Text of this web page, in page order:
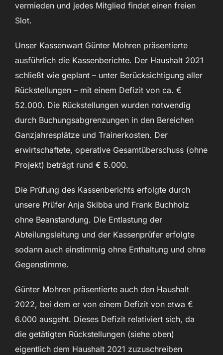
vermieden und jedes Mitglied findet einen freien
Slot.
Unser Kassenwart Günter Mohren präsentierte
ausführlich die Kassenberichte. Der Haushalt 2021
schließt wie geplant – unter Berücksichtigung aller
Rückstellungen – mit einem Defizit von ca. €
52.000. Die Rückstellungen wurden notwendig
durch Buchungsabgrenzungen in den Bereichen
Ganzjahresplätze und Trainerkosten. Der
erwirtschaftete, operative Gesamtüberschuss (ohne
Projekt) beträgt rund € 5.000.
Die Prüfung des Kassenberichts erfolgte durch
unsere Prüfer Anja Skibba und Frank Buchholz
ohne Beanstandung. Die Entlastung der
Abteilungsleitung und der Kassenprüfer erfolgte
sodann auch einstimmig ohne Enthaltung und ohne
Gegenstimme.
Günter Mohren präsentierte auch den Haushalt
2022, bei dem er von einem Defizit von etwa €
6.000 ausgeht. Dieses Defizit relativiert sich, da
die getätigten Rückstellungen (siehe oben)
eigentlich dem Haushalt 2021 zuzuschreiben